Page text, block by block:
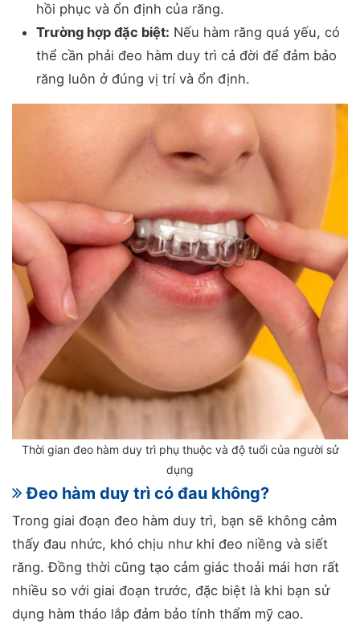
hồi phục và ổn định của răng.
Trường hợp đặc biệt: Nếu hàm răng quá yếu, có
thể cần phải đeo hàm duy trì cả đời để đảm bảo
răng luôn ở đúng vị trí và ổn định.
Thời gian đeo hàm duy trì phụ thuộc và độ tuổi của người sử
dụng
Đeo hàm duy trì có đau không?
Trong giai đoạn đeo hàm duy trì, bạn sẽ không cảm
thấy đau nhức, khó chịu như khi đeo niềng và siết
răng. Đồng thời cũng tạo cảm giác thoải mái hơn rất
nhiều so với giai đoạn trước, đặc biệt là khi bạn sử
dụng hàm tháo lắp đảm bảo tính thẩm mỹ cao.